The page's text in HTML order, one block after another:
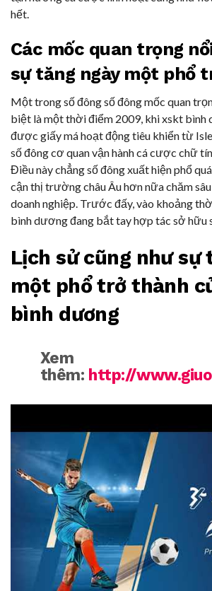
hết.
Các mốc quan trọng
sự tăng ngày một phổ
Một trong số đông số đông mốc quan
biệt là một thời điểm 2009, khi xskt bình
được giấy má hoạt động tiêu khiển từ
số đông cơ quan vận hành cá cược chữ
Điều này chẳng số đông xuất hiện phổ
cận thị trường châu Âu hơn nữa chăm
doanh nghiệp. Trước đấy, vào khoảng
bình dương đang bắt tay hợp tác sở hữu
Lịch sử cũng như sự
một phổ trở thành
bình dương
Xem
thêm: http://